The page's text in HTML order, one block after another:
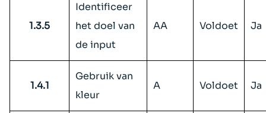
1.3.5
Identificeer
het doel van
de input
AA Voldoet Ja
1.4.1
Gebruik van
kleur
A Voldoet Ja